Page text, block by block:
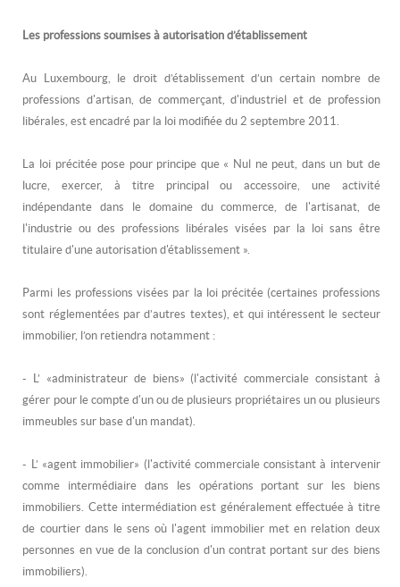
Les professions soumises à autorisation d’établissement
Au Luxembourg, le droit d’établissement d’un certain nombre de
professions d'artisan, de commerçant, d'industriel et de profession
libérales, est encadré par la loi modifiée du 2 septembre 2011.
La loi précitée pose pour principe que « Nul ne peut, dans un but de
lucre, exercer, à titre principal ou accessoire, une activité
indépendante dans le domaine du commerce, de l'artisanat, de
l'industrie ou des professions libérales visées par la loi sans être
titulaire d'une autorisation d'établissement ».
Parmi les professions visées par la loi précitée (certaines professions
sont réglementées par d’autres textes), et qui intéressent le secteur
immobilier, l’on retiendra notamment :
- L’ «administrateur de biens» (l'activité commerciale consistant à
gérer pour le compte d'un ou de plusieurs propriétaires un ou plusieurs
immeubles sur base d'un mandat).
- L’ «agent immobilier» (l'activité commerciale consistant à intervenir
comme intermédiaire dans les opérations portant sur les biens
immobiliers. Cette intermédiation est généralement effectuée à titre
de courtier dans le sens où l'agent immobilier met en relation deux
personnes en vue de la conclusion d'un contrat portant sur des biens
immobiliers).